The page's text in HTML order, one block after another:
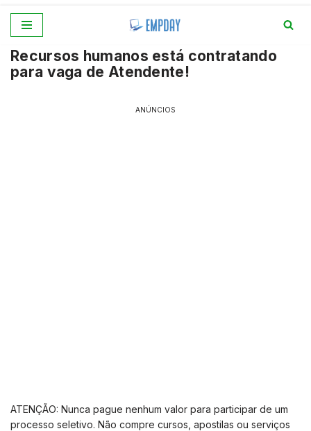
para
o
Recursos humanos está contratando
para vaga de Atendente!
ANÚNCIOS
ATENÇÃO: Nunca pague nenhum valor para participar de um
processo seletivo. Não compre cursos, apostilas ou serviços